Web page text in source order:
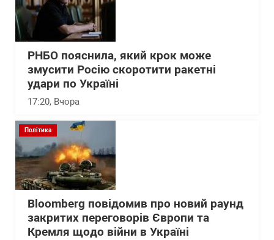
РНБО пояснила, який крок може
змусити Росію скоротити ракетні
удари по Україні
17:20, Вчора
Політика
Bloomberg повідомив про новий раунд
закритих переговорів Європи та
Кремля щодо війни в Україні